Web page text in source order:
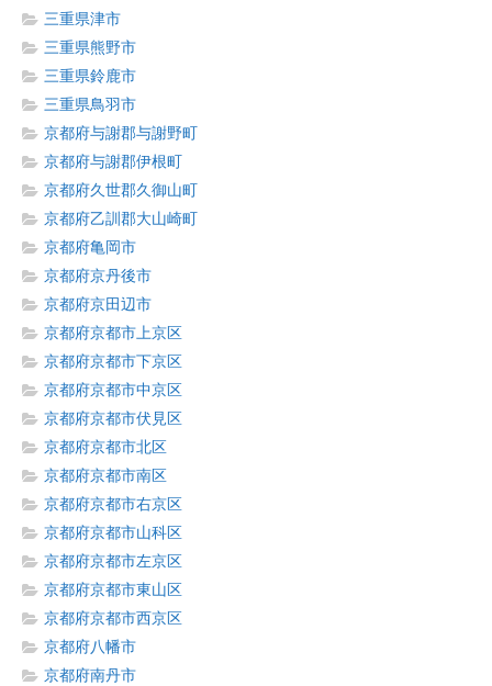
三重県津市
三重県熊野市
三重県鈴鹿市
三重県鳥羽市
京都府与謝郡与謝野町
京都府与謝郡伊根町
京都府久世郡久御山町
京都府乙訓郡大山崎町
京都府亀岡市
京都府京丹後市
京都府京田辺市
京都府京都市上京区
京都府京都市下京区
京都府京都市中京区
京都府京都市伏見区
京都府京都市北区
京都府京都市南区
京都府京都市右京区
京都府京都市山科区
京都府京都市左京区
京都府京都市東山区
京都府京都市西京区
京都府八幡市
京都府南丹市